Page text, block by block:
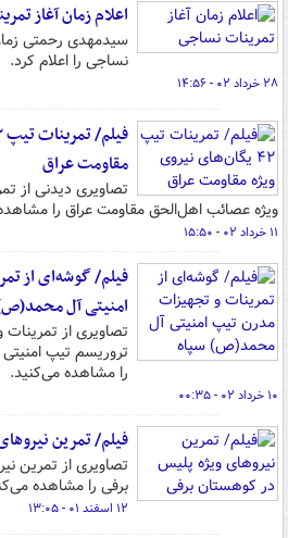
اعلام زمان آغاز
سیدمهدی رحمتی
نساجی را اعلام کرد.
۲۸ خرداد ۰۲ - ۱۴:۵۶
مقاومت عراق
ویژه عصائب اهل‌الحق مقاومت عراق را
۱۱ خرداد ۰۲ - ۱۵:۵۰
فیلم/ گوشه‌ای از
امنیتی آل
تصاویری از
تروریسم تیپ
را مشاهده می‌کنید.
۱۰ خرداد ۰۲ - ۰۰:۳۵
فیلم/ تمرین
تصاویری از تمرین
برفی را مشاهده
۱۲ اسفند ۰۱ - ۱۳:۰۵